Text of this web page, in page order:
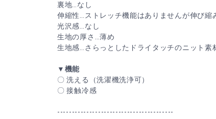
裏地…なし
伸縮性…ストレッチ機能はありませんが伸び縮
光沢感…なし
生地の厚さ…薄め
生地感…さらっとしたドライタッチのニット素
▼機能
〇 洗える（洗濯機洗浄可）
〇 接触冷感
----------------------------------------